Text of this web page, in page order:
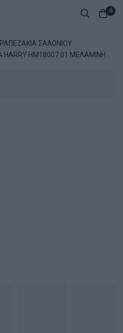
0
ΣΑΛΟΝΙΟΥ
HARRY HM18007.01 ΜΕΛΑΜΙΝΗ